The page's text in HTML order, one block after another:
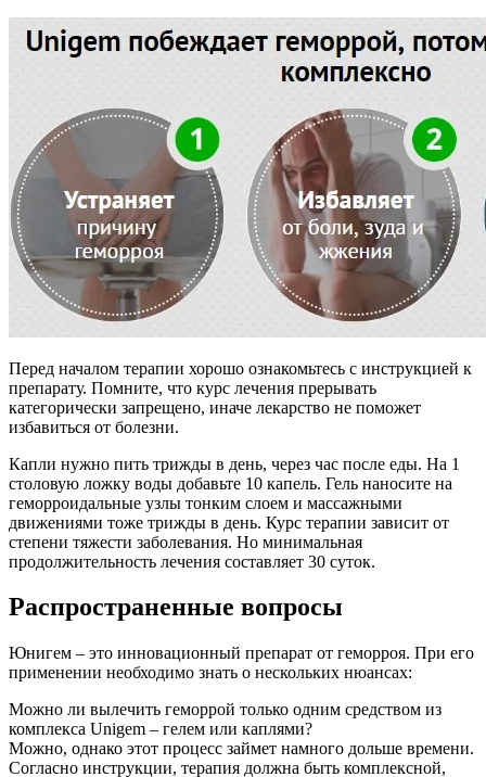
Перед началом терапии хорошо ознакомьтесь с инструкцией к
препарату. Помните, что курс лечения прерывать
категорически запрещено, иначе лекарство не поможет
избавиться от болезни.
Капли нужно пить трижды в день, через час после еды. На 1
столовую ложку воды добавьте 10 капель. Гель наносите на
геморроидальные узлы тонким слоем и массажными
движениями тоже трижды в день. Курс терапии зависит от
степени тяжести заболевания. Но минимальная
продолжительность лечения составляет 30 суток.
Распространенные вопросы
Юнигем – это инновационный препарат от геморроя. При его
применении необходимо знать о нескольких нюансах:
Можно ли вылечить геморрой только одним средством из
комплекса Unigem – гелем или каплями?
Можно, однако этот процесс займет намного дольше времени.
Согласно инструкции, терапия должна быть комплексной,